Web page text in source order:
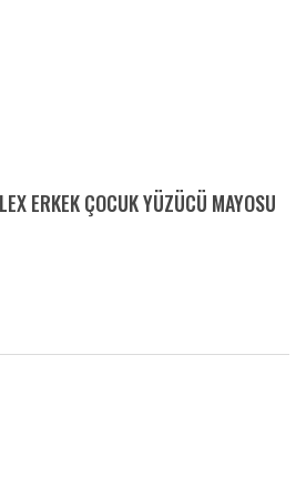
ERKEK ÇOCUK YÜZÜCÜ MAYOSU